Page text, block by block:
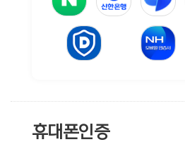
휴대폰인증